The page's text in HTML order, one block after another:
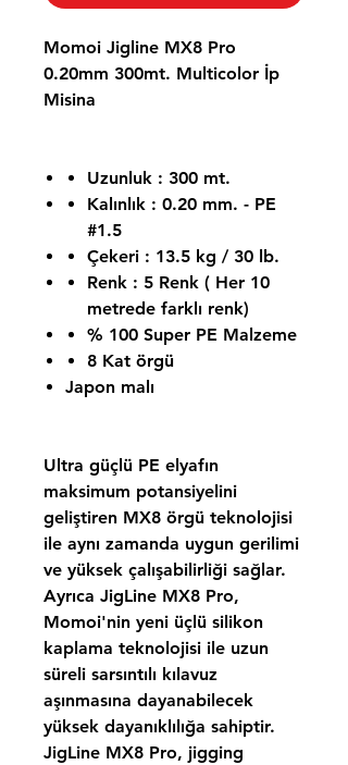
Momoi Jigline MX8 Pro
0.20mm 300mt. Multicolor İp
Misina
Uzunluk : 300 mt.
Kalınlık : 0.20 mm. - PE
#1.5
Çekeri : 13.5 kg / 30 lb.
Renk : 5 Renk ( Her 10
metrede farklı renk)
% 100 Super PE Malzeme
8 Kat örgü
Japon malı
Ultra güçlü PE elyafın
maksimum potansiyelini
geliştiren MX8 örgü teknolojisi
ile aynı zamanda uygun gerilimi
ve yüksek çalışabilirliği sağlar.
Ayrıca JigLine MX8 Pro,
Momoi'nin yeni üçlü silikon
kaplama teknolojisi ile uzun
süreli sarsıntılı kılavuz
aşınmasına dayanabilecek
yüksek dayanıklılığa sahiptir.
JigLine MX8 Pro, jigging